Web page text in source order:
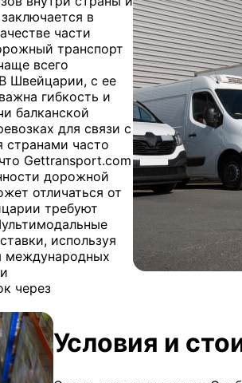
в
части
транспорт
всего
Швейцарии, с ее
гибкость и
балканской
для связи с
часто
Gettransport.com
дорожной
отличаться от
требуют
используя
международных
через
Условия и